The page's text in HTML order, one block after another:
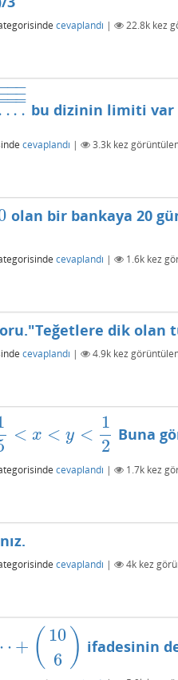
cevaplandı | 22.8k kez
...
−
−−
−−
−−
−
bu dizinin limiti var
cevaplandı | 3.3k kez
olan bir bankaya 20
cevaplandı | 1.6k kez
dik olan
cevaplandı | 4.9k kez
< x < y <
1
2
5 <x<y< 12 Buna
cevaplandı | 1.7k kez
cevaplandı | 4k kez
+ ( 10
6 ) ifadesinin